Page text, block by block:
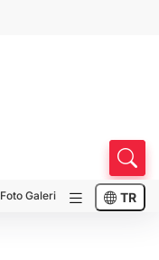
Foto Galeri TR